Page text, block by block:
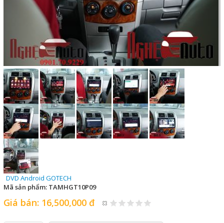
DVD Android GOTECH
Mã sản phẩm: TAMHGT10P09
Giá bán: 16,500,000 đ